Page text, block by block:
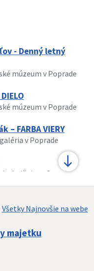
- Denný letný
múzeum v Poprade
múzeum v Poprade
FARBA VIERY
v Poprade
knižnica v Starej
Všetky Najnovšie na webe
majetku